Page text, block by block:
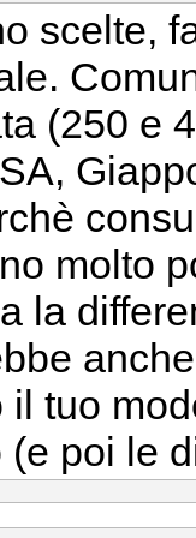
scelte,
(250 e
molto
la
tuo
poi le